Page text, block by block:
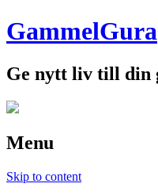
GammelGura
Ge nytt liv till din
Menu
Skip to content